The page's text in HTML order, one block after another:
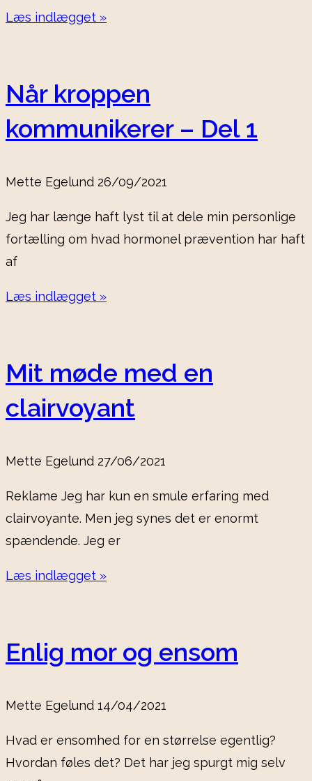
Læs indlægget »
Når kroppen
kommunikerer – Del 1
Mette Egelund 26/09/2021
Jeg har længe haft lyst til at dele min personlige
fortælling om hvad hormonel prævention har haft
af
Læs indlægget »
Mit møde med en
clairvoyant
Mette Egelund 27/06/2021
Reklame Jeg har kun en smule erfaring med
clairvoyante. Men jeg synes det er enormt
spændende. Jeg er
Læs indlægget »
Enlig mor og ensom
Mette Egelund 14/04/2021
Hvad er ensomhed for en størrelse egentlig?
Hvordan føles det? Det har jeg spurgt mig selv